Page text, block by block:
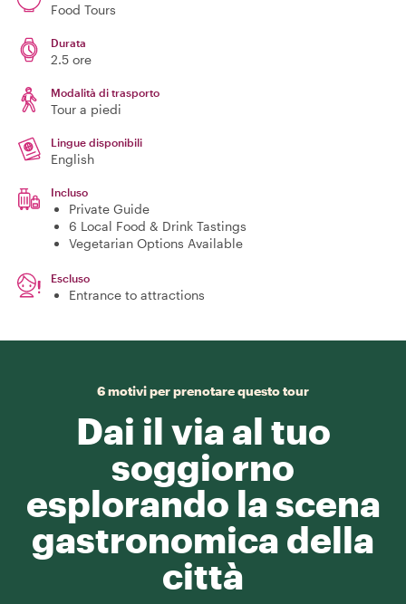
Food Tours
Durata
2.5 ore
Modalità di trasporto
Tour a piedi
Lingue disponibili
English
Incluso
Private Guide
6 Local Food & Drink Tastings
Vegetarian Options Available
Escluso
Entrance to attractions
6 motivi per prenotare questo tour
Dai il via al tuo
soggiorno
esplorando la scena
gastronomica della
città